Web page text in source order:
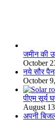
जमीन की
October
नये सौर
October
पीएम सूर्य
August
अपनी